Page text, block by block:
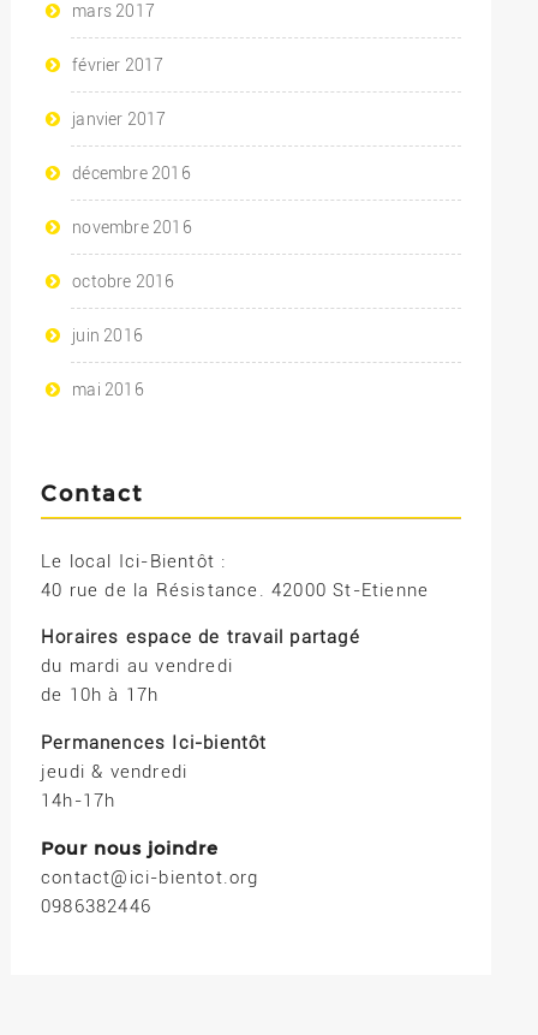
mars 2017
février 2017
janvier 2017
décembre 2016
novembre 2016
octobre 2016
juin 2016
mai 2016
Contact
Le local Ici-Bientôt :
40 rue de la Résistance. 42000 St-Etienne
Horaires espace de travail partagé
du mardi au vendredi
de 10h à 17h
Permanences Ici-bientôt
jeudi & vendredi
14h-17h
Pour nous joindre
contact@ici-bientot.org
0986382446